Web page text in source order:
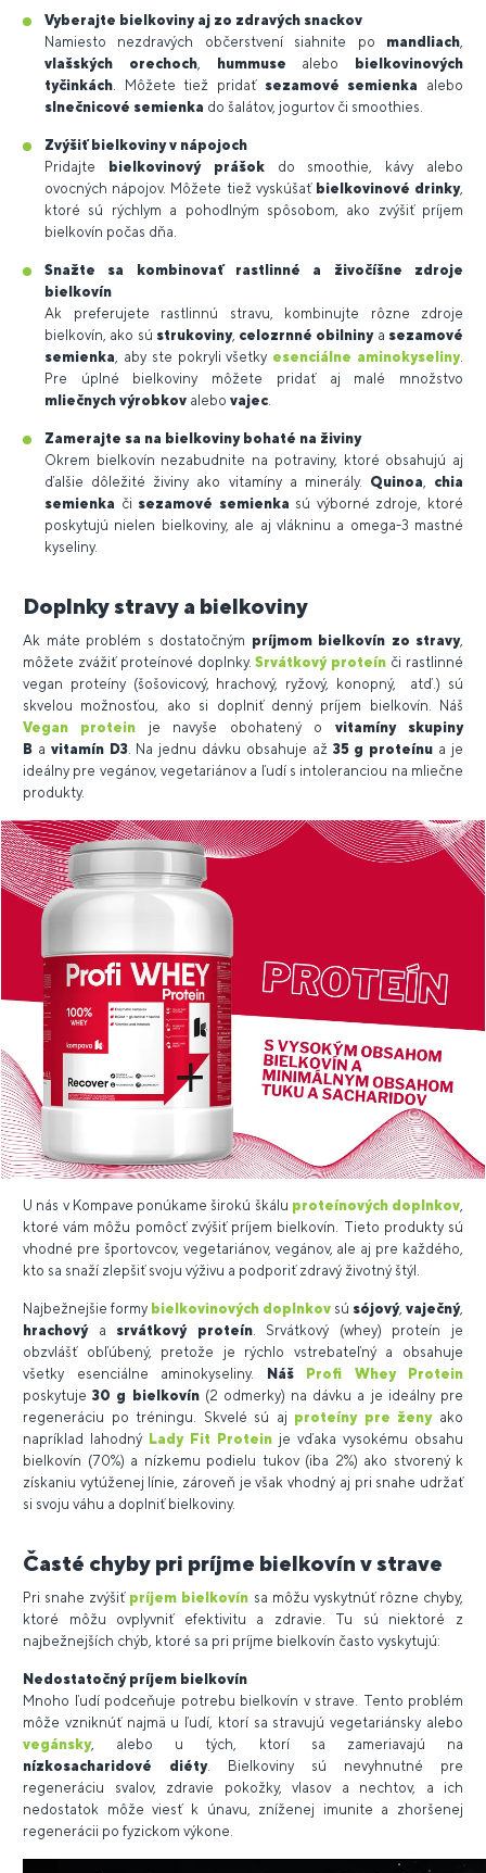
Vyberajte bielkoviny aj zo zdravých snackov
Namiesto nezdravých občerstvení siahnite po mandliach
vlašských orechoch, hummuse alebo bielkovinových
tyčinkách . Môžete tiež pridať sezamové semienka alebo
slnečnicové semienka do šalátov, jogurtov či smoothies.
Zvýšiť bielkoviny v nápojoch
Pridajte bielkovinový prášokdo smoothie, kávy alebo
ovocných nápojov. Môžete tiež vyskúšať bielkovinové drinky,
ktoré sú rýchlym a pohodlným spôsobom, ako zvýšiť príjem
bielkovín počas dňa.
Snažte sa kombinovať rastlinné a živočíšne zdroje
bielkovín
Ak preferujete rastlinnú stravu, kombinujte rôzne zdroje
bielkovín, ako sú strukoviny, celozrnné obilninya sezamové
semienka , aby ste pokryli všetky esenciálne aminokyseliny.
Pre úplné bielkoviny môžete pridať aj malé množstvo
mliečnych výrobkov alebo vajec
Zamerajte sa na bielkoviny bohaté na živiny
Okrem bielkovín nezabudnite na potraviny, ktoré obsahujú aj
ďalšie dôležité živiny ako vitamíny a minerály. Quinoa
chia
semienka či sezamové semienka sú výborné zdroje, ktoré
poskytujú nielen bielkoviny, ale aj vlákninu a omega-3 mastné
kyseliny.
Doplnky stravy a bielkoviny
Ak máte problém s dostatočným príjmom bielkovín zo stravy,
môžete zvážiť proteínové doplnky.Srvátkový proteín či rastlinné
vegan proteíny (šošovicový, hrachový, ryžový, konopný, atď.) sú
skvelou možnosťou, ako si doplniť denný príjem bielkovín. Náš
Vegan protein je navyše obohatený o vitamíny skupiny
B a vitamín D3. Na jednu dávku obsahuje až35 g proteínu a je
ideálny pre vegánov, vegetariánov a ľudí s intoleranciou na mliečne
produkty.
U nás v Kompave ponúkame širokú škálu proteínových doplnkov,
ktoré vám môžu pomôcť zvýšiť príjem bielkovín. Tieto produkty sú
vhodné pre športovcov, vegetariánov, vegánov, ale aj pre každého,
kto sa snaží zlepšiť svoju výživu a podporiť zdravý životný štýl.
Najbežnejšie formy bielkovinových doplnkov sú sójový, vaječný,
hrachovýa srvátkový proteín. Srvátkový (whey) proteín je
obzvlášť obľúbený, pretože je rýchlo vstrebateľný a obsahuje
všetky esenciálne aminokyseliny.
Náš
Profi Whey Protein
poskytuje30 g bielkovín(2 odmerky) na dávku a je ideálny pre
regeneráciu po tréningu. Skvelé sú aj proteíny pre ženyako
napríklad lahodný Lady Fit Protein je vďaka vysokému obsahu
bielkovín (70%) a nízkemu podielu tukov (iba 2%) ako stvorený k
získaniu vytúženej línie, zároveň je však vhodný aj pri snahe udržať
si svoju váhu a doplniť bielkoviny.
Časté chyby pri príjme bielkovín v strave
Pri snahe zvýšiť príjem bielkovín sa môžu vyskytnúť rôzne chyby,
ktoré môžu ovplyvniť efektivitu a zdravie. Tu sú niektoré z
najbežnejších chýb, ktoré sa pri príjme bielkovín často vyskytujú:
Nedostatočný príjem bielkovín
Mnoho ľudí podceňuje potrebu bielkovín v strave. Tento problém
môže vzniknúť najmä u ľudí, ktorí sa stravujú vegetariánsky alebo
vegánsky, alebo u tých, ktorí sa zameriavajú na
nízkosacharidové diéty. Bielkoviny sú nevyhnutné pre
regeneráciu svalov, zdravie pokožky, vlasov a nechtov, a ich
nedostatok môže viesť k únavu, zníženej imunite a zhoršenej
regenerácii po fyzickom výkone.